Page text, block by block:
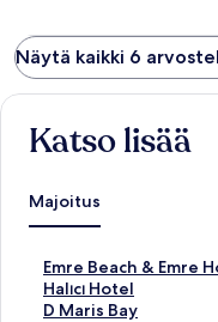
Näytä kaikki 6
Katso lisää
Majoitus
Emre Beach & Emre
K
o
h
Halıcı Hotel
K
o
D Maris Bay
K